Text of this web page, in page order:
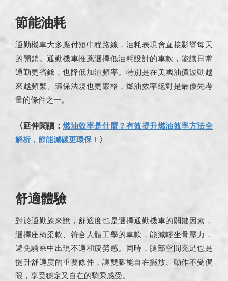
節能油耗
通勤機車大多應付短中程路線，油耗表現會直接影響每天
的開銷。通勤機車推薦選擇低油耗設計的車款，能讓日常
通勤更省錢，也降低加油頻率。特別是在美國油價波動越
來越頻繁、環保法規也更嚴格，燃油效率絕對是最優先考
量的條件之一。
〈延伸閱讀：燃油效率是什麼？有效提升燃油效率方法全
解析，節能減碳更環保！ 〉
舒適體驗
對於通勤族來說，舒適度也是選擇通勤機車的關鍵因素，
選擇座椅柔軟、符合人體工學的車款，能減輕坐骨壓力，
避免騎乘中出現不適和疲勞感。同時，腿部空間充足也是
提升舒適度的重要條件，讓雙腳能自在擺放、動作不受侷
限，享受穩定又自在的騎乘感受。